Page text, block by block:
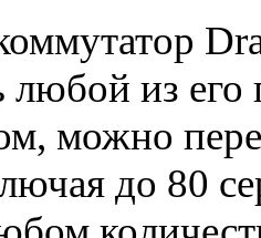
любой из
можно
до 80